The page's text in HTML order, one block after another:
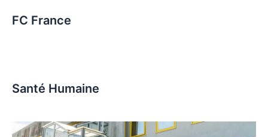
FC France
Santé Humaine